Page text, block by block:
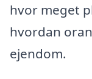
hvor meget
hvordan
ejendom.